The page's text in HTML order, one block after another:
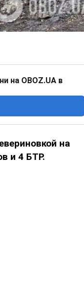
на OBOZ.UA в
на
и 4 БТР.